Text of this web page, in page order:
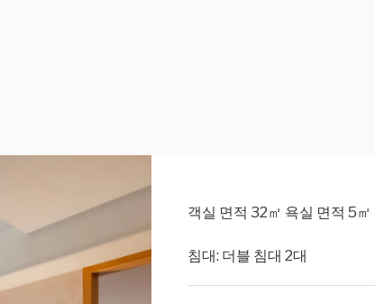
객실 면적 32㎡ 욕실 면적 5㎡
침대: 더블 침대 2대